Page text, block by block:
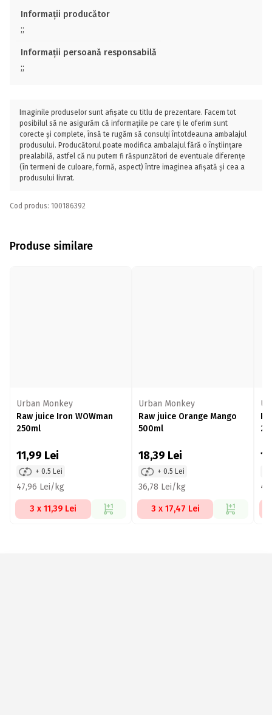
Informații producător
;;
Informații persoană responsabilă
;;
Imaginile produselor sunt afișate cu titlu de prezentare. Facem tot
posibilul să ne asigurăm că informațiile pe care ți le oferim sunt
corecte și complete, însă te rugăm să consulți întotdeauna ambalajul
produsului. Producătorul poate modifica ambalajul fără o înștiințare
prealabilă, astfel că nu putem fi răspunzători de eventuale diferențe
(în termeni de culoare, formă, aspect) între imaginea afișată și cea a
produsului livrat.
Cod produs: 100186392
Produse similare
Urban Monkey
Raw juice Iron WOWman
250ml
11,99 Lei
+ 0.5 Lei
47,96 Lei/kg
3 x 11,39 Lei
Urban Monkey
Raw juice Orange Mango
500ml
18,39 Lei
+ 0.5 Lei
36,78 Lei/kg
3 x 17,47 Lei